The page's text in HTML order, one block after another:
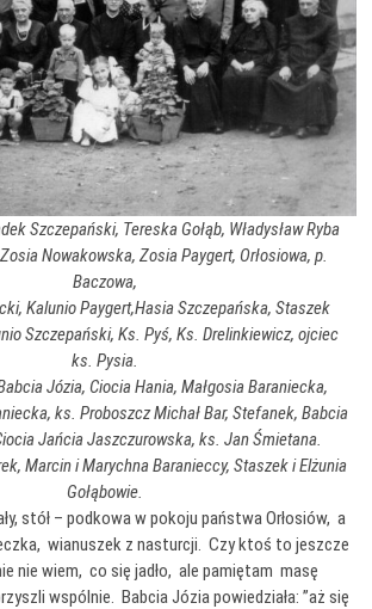
Szczepański, Tereska Gołąb, Władysław Ryba
Nowakowska, Zosia Paygert, Orłosiowa, p.
Baczowa,
Kalunio Paygert,Hasia Szczepańska, Staszek
Szczepański, Ks. Pyś, Ks. Drelinkiewicz, ojciec
ks. Pysia.
Józia, Ciocia Hania, Małgosia Baraniecka,
ks. Proboszcz Michał Bar, Stefanek, Babcia
Jańcia Jaszczurowska, ks. Jan Śmietana.
Marcin i Marychna Baranieccy, Staszek i Elżunia
Gołąbowie.
stół – podkowa w pokoju państwa Orłosiów, a
wianuszek z nasturcji. Czy ktoś to jeszcze
nie wiem, co się jadło, ale pamiętam masę
wspólnie. Babcia Józia powiedziała: ”aż się